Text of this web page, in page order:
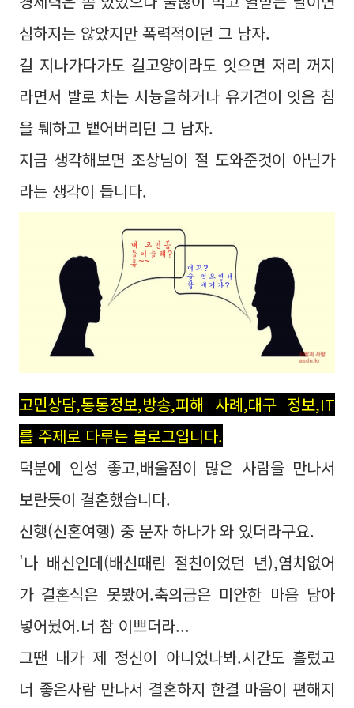
심하지는 않았지만 폭력적이던 그 남자.
길 지나가다가도 길고양이라도 잇으면 저리 꺼지
라면서 발로 차는 시늉을하거나 유기견이 잇음 침
을 퉤하고 뱉어버리던 그 남자.
지금 생각해보면 조상님이 절 도와준것이 아닌가
라는 생각이 듭니다.
고민상담,통통정보,방송,피해 사례,대구 정보,IT
를 주제로 다루는 블로그입니다.
덕분에 인성 좋고,배울점이 많은 사람을 만나서
보란듯이 결혼했습니다.
신행(신혼여행) 중 문자 하나가 와 있더라구요.
'나 배신인데(배신때린 절친이었던 년),염치없어
가 결혼식은 못봤어.축의금은 미안한 마음 담아
넣어뒀어.너 참 이쁘더라...
그땐 내가 제 정신이 아니었나봐.시간도 흘렀고
너 좋은사람 만나서 결혼하지 한결 마음이 편해지